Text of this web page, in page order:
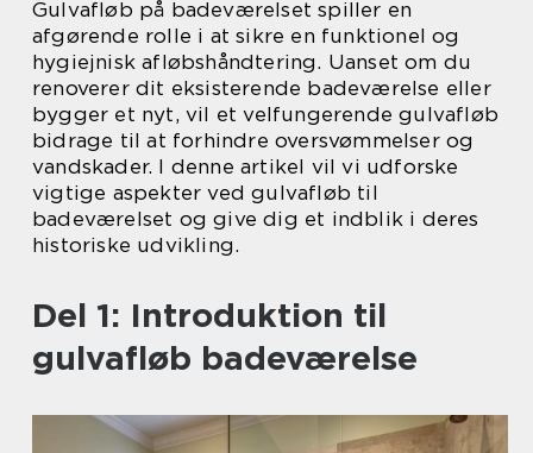
Gulvafløb på badeværelset spiller en
afgørende rolle i at sikre en funktionel og
hygiejnisk afløbshåndtering. Uanset om du
renoverer dit eksisterende badeværelse eller
bygger et nyt, vil et velfungerende gulvafløb
bidrage til at forhindre oversvømmelser og
vandskader. I denne artikel vil vi udforske
vigtige aspekter ved gulvafløb til
badeværelset og give dig et indblik i deres
historiske udvikling.
Del 1: Introduktion til
gulvafløb badeværelse